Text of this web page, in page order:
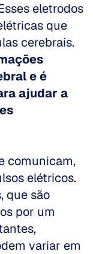
eletrodos
que
e é
ajudar a
comunicam,
elétricos.
que são
por um
variar em